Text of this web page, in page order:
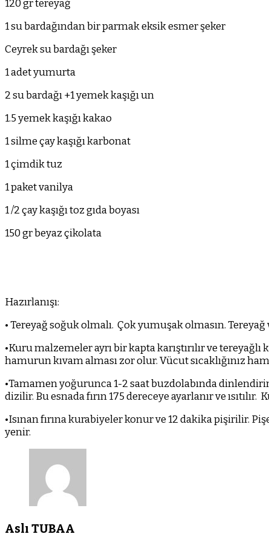
120 gr tereyağ
1 su bardağından bir parmak eksik esmer şeker
Ceyrek su bardağı şeker
1 adet yumurta
2 su bardağı +1 yemek kaşığı un
1.5 yemek kaşığı kakao
1 silme çay kaşığı karbonat
1 çimdik tuz
1 paket vanilya
1 /2 çay kaşığı toz gıda boyası
150 gr beyaz çikolata
Hazırlanışı:
• Tereyağ soğuk olmalı. Çok yumuşak olmasın. Tereyağ
•Kuru malzemeler ayrı bir kapta karıştırılır ve
hamurun kıvam alması zor olur. Vücut sıcaklığınız
•Tamamen yoğurunca 1-2 saat buzdolabında
dizilir. Bu esnada fırın 175 dereceye ayarlanır ve ısıtılır.
•Isınan fırına kurabiyeler konur ve 12 dakika pişirilir.
yenir.
Aslı TUBAA